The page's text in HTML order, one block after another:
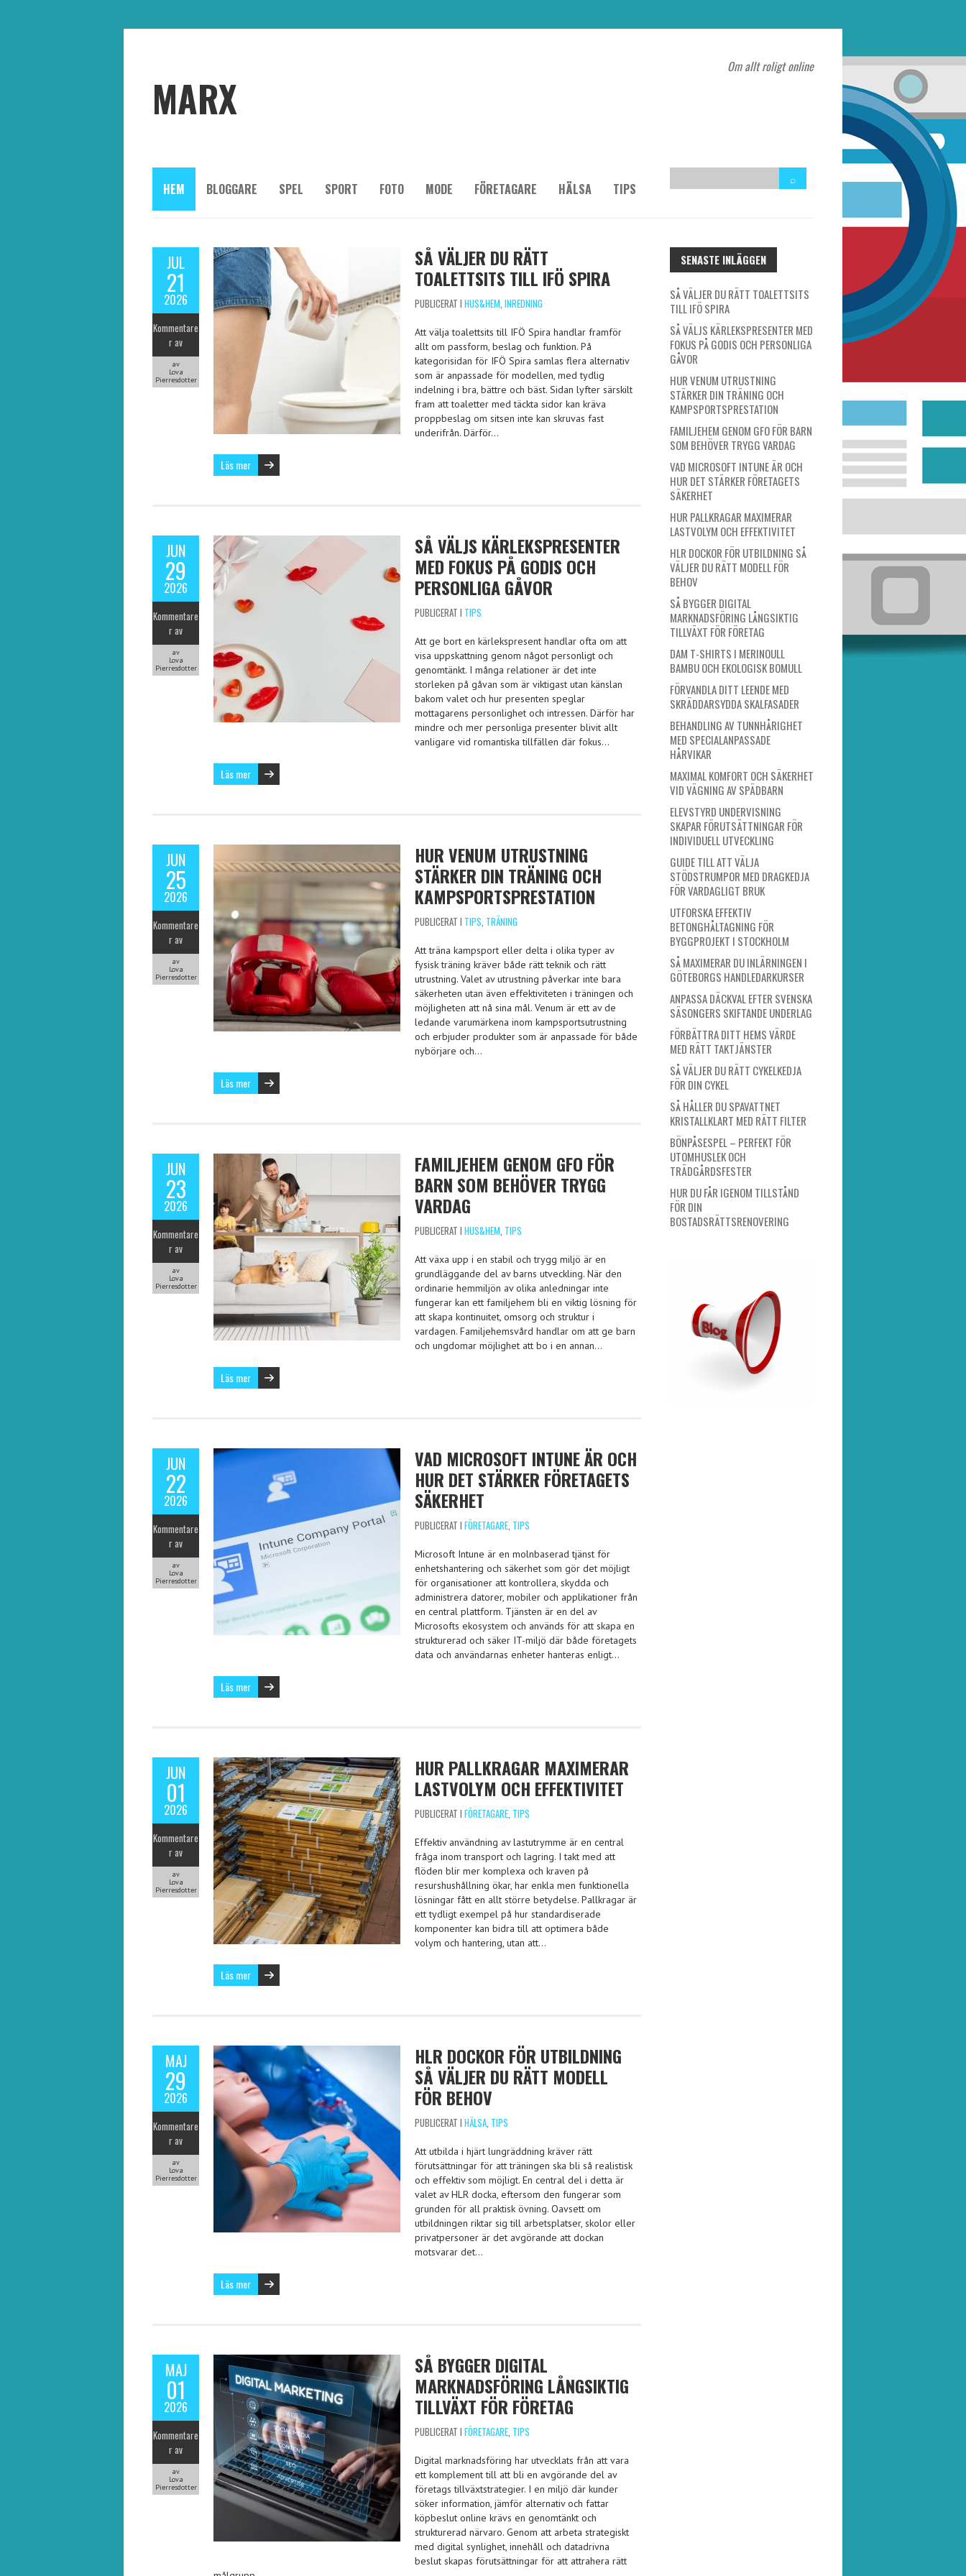
MARX
Om allt roligt online
HEM BLOGGARE SPEL SPORT FOTO MODE FÖRETAGARE HÄLSA TIPS
JUL
21
2026
Kommentare
r av
av
Lova
Pierresdotter
SÅ VÄLJER DU RÄTT
TOALETTSITS TILL IFÖ SPIRA
PUBLICERAT I HUS&HEM, INREDNING
Att välja toalettsits till IFÖ Spira handlar framför
allt om passform, beslag och funktion. På
kategorisidan för IFÖ Spira samlas flera alternativ
som är anpassade för modellen, med tydlig
indelning i bra, bättre och bäst. Sidan lyfter särskilt
fram att toaletter med täckta sidor kan kräva
proppbeslag om sitsen inte kan skruvas fast
underifrån. Därför…
Läs mer
JUN
29
2026
Kommentare
r av
av
Lova
Pierresdotter
SÅ VÄLJS KÄRLEKSPRESENTER
MED FOKUS PÅ GODIS OCH
PERSONLIGA GÅVOR
PUBLICERAT I TIPS
Att ge bort en kärlekspresent handlar ofta om att
visa uppskattning genom något personligt och
genomtänkt. I många relationer är det inte
storleken på gåvan som är viktigast utan känslan
bakom valet och hur presenten speglar
mottagarens personlighet och intressen. Därför har
mindre och mer personliga presenter blivit allt
vanligare vid romantiska tillfällen där fokus…
Läs mer
JUN
25
2026
Kommentare
r av
av
Lova
Pierresdotter
HUR VENUM UTRUSTNING
STÄRKER DIN TRÄNING OCH
KAMPSPORTSPRESTATION
PUBLICERAT I TIPS, TRÄNING
Att träna kampsport eller delta i olika typer av
fysisk träning kräver både rätt teknik och rätt
utrustning. Valet av utrustning påverkar inte bara
säkerheten utan även effektiviteten i träningen och
möjligheten att nå sina mål. Venum är ett av de
ledande varumärkena inom kampsportsutrustning
och erbjuder produkter som är anpassade för både
nybörjare och…
Läs mer
JUN
23
2026
Kommentare
r av
av
Lova
Pierresdotter
FAMILJEHEM GENOM GFO FÖR
BARN SOM BEHÖVER TRYGG
VARDAG
PUBLICERAT I HUS&HEM, TIPS
Att växa upp i en stabil och trygg miljö är en
grundläggande del av barns utveckling. När den
ordinarie hemmiljön av olika anledningar inte
fungerar kan ett familjehem bli en viktig lösning för
att skapa kontinuitet, omsorg och struktur i
vardagen. Familjehemsvård handlar om att ge barn
och ungdomar möjlighet att bo i en annan…
Läs mer
JUN
22
2026
Kommentare
r av
av
Lova
Pierresdotter
VAD MICROSOFT INTUNE ÄR OCH
HUR DET STÄRKER FÖRETAGETS
SÄKERHET
PUBLICERAT I FÖRETAGARE, TIPS
Microsoft Intune är en molnbaserad tjänst för
enhetshantering och säkerhet som gör det möjligt
för organisationer att kontrollera, skydda och
administrera datorer, mobiler och applikationer från
en central plattform. Tjänsten är en del av
Microsofts ekosystem och används för att skapa en
strukturerad och säker IT-miljö där både företagets
data och användarnas enheter hanteras enligt…
Läs mer
JUN
01
2026
Kommentare
r av
av
Lova
Pierresdotter
HUR PALLKRAGAR MAXIMERAR
LASTVOLYM OCH EFFEKTIVITET
PUBLICERAT I FÖRETAGARE, TIPS
Effektiv användning av lastutrymme är en central
fråga inom transport och lagring. I takt med att
flöden blir mer komplexa och kraven på
resurshushållning ökar, har enkla men funktionella
lösningar fått en allt större betydelse. Pallkragar är
ett tydligt exempel på hur standardiserade
komponenter kan bidra till att optimera både
volym och hantering, utan att…
Läs mer
MAJ
29
2026
Kommentare
r av
av
Lova
Pierresdotter
HLR DOCKOR FÖR UTBILDNING
SÅ VÄLJER DU RÄTT MODELL
FÖR BEHOV
PUBLICERAT I HÄLSA, TIPS
Att utbilda i hjärt lungräddning kräver rätt
förutsättningar för att träningen ska bli så realistisk
och effektiv som möjligt. En central del i detta är
valet av HLR docka, eftersom den fungerar som
grunden för all praktisk övning. Oavsett om
utbildningen riktar sig till arbetsplatser, skolor eller
privatpersoner är det avgörande att dockan
motsvarar det…
Läs mer
MAJ
01
2026
Kommentare
r av
av
Lova
Pierresdotter
SÅ BYGGER DIGITAL
MARKNADSFÖRING LÅNGSIKTIG
TILLVÄXT FÖR FÖRETAG
PUBLICERAT I FÖRETAGARE, TIPS
Digital marknadsföring har utvecklats från att vara
ett komplement till att bli en avgörande del av
företags tillväxtstrategier. I en miljö där kunder
söker information, jämför alternativ och fattar
köpbeslut online krävs en genomtänkt och
strukturerad närvaro. Genom att arbeta strategiskt
med digital synlighet, innehåll och datadrivna
beslut skapas förutsättningar för att attrahera rätt
SENASTE INLÄGGEN
SÅ VÄLJER DU RÄTT TOALETTSITS
TILL IFÖ SPIRA
SÅ VÄLJS KÄRLEKSPRESENTER MED
FOKUS PÅ GODIS OCH PERSONLIGA
GÅVOR
HUR VENUM UTRUSTNING
STÄRKER DIN TRÄNING OCH
KAMPSPORTSPRESTATION
FAMILJEHEM GENOM GFO FÖR BARN
SOM BEHÖVER TRYGG VARDAG
VAD MICROSOFT INTUNE ÄR OCH
HUR DET STÄRKER FÖRETAGETS
SÄKERHET
HUR PALLKRAGAR MAXIMERAR
LASTVOLYM OCH EFFEKTIVITET
HLR DOCKOR FÖR UTBILDNING SÅ
VÄLJER DU RÄTT MODELL FÖR
BEHOV
SÅ BYGGER DIGITAL
MARKNADSFÖRING LÅNGSIKTIG
TILLVÄXT FÖR FÖRETAG
DAM T-SHIRTS I MERINOULL
BAMBU OCH EKOLOGISK BOMULL
FÖRVANDLA DITT LEENDE MED
SKRÄDDARSYDDA SKALFASADER
BEHANDLING AV TUNNHÅRIGHET
MED SPECIALANPASSADE
HÅRVIKAR
MAXIMAL KOMFORT OCH SÄKERHET
VID VÄGNING AV SPÄDBARN
ELEVSTYRD UNDERVISNING
SKAPAR FÖRUTSÄTTNINGAR FÖR
INDIVIDUELL UTVECKLING
GUIDE TILL ATT VÄLJA
STÖDSTRUMPOR MED DRAGKEDJA
FÖR VARDAGLIGT BRUK
UTFORSKA EFFEKTIV
BETONGHÅLTAGNING FÖR
BYGGPROJEKT I STOCKHOLM
SÅ MAXIMERAR DU INLÄRNINGEN I
GÖTEBORGS HANDLEDARKURSER
ANPASSA DÄCKVAL EFTER SVENSKA
SÄSONGERS SKIFTANDE UNDERLAG
FÖRBÄTTRA DITT HEMS VÄRDE
MED RÄTT TAKTJÄNSTER
SÅ VÄLJER DU RÄTT CYKELKEDJA
FÖR DIN CYKEL
SÅ HÅLLER DU SPAVATTNET
KRISTALLKLART MED RÄTT FILTER
BÖNPÅSESPEL – PERFEKT FÖR
UTOMHUSLEK OCH
TRÄDGÅRDSFESTER
HUR DU FÅR IGENOM TILLSTÅND
FÖR DIN
BOSTADSRÄTTSRENOVERING